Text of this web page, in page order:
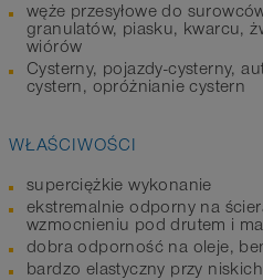
węże przesyłowe do
granulatów, piasku, kwarcu,
wiórów
Cysterny, pojazdy-cysterny,
cystern, opróżnianie cystern
WŁAŚCIWOŚCI
superciężkie wykonanie
ekstremalnie odporny na
wzmocnieniu pod drutem i
dobra odporność na oleje,
bardzo elastyczny przy